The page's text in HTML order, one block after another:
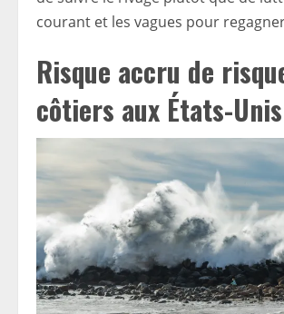
courant et les vagues pour
Risque accru de
côtiers aux États-Unis